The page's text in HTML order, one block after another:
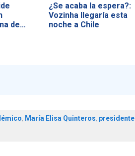
de…
¿Se acaba la espera?:
Vozinha llegaría esta
noche a Chile
, María Elisa Quinteros,